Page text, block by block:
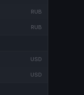
RUB
RUB
USD
USD